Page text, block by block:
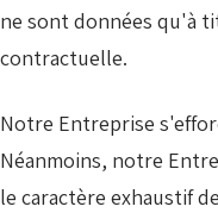
ne sont données qu'à
contractuelle.
Notre Entreprise
Néanmoins, notre
le caractère exhaustif